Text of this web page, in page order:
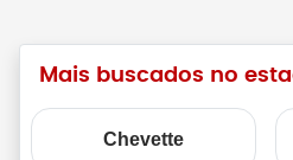
Mais buscados no
Chevette